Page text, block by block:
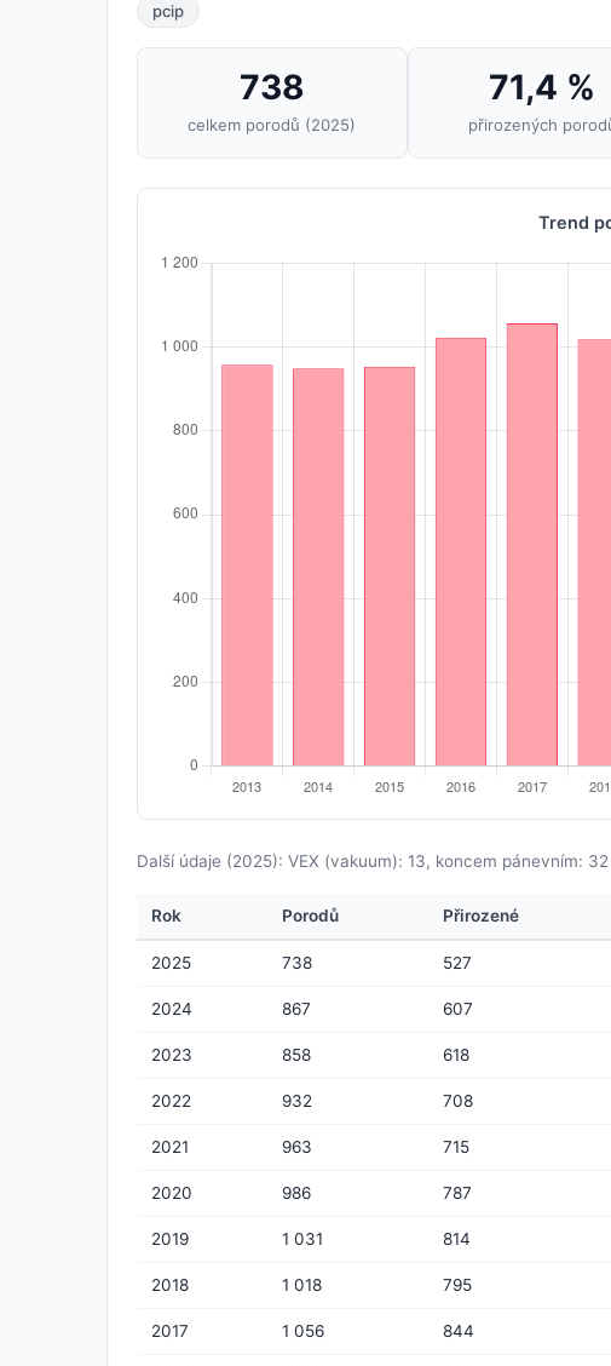
pcip
738
celkem porodů (2025)
71,4 %
přirozených
Trend
Další údaje (2025): VEX (vakuum): 13, koncem pánevním:
Rok Porodů Přirozené
2025 738 527
2024 867 607
2023 858 618
2022 932 708
2021 963 715
2020 986 787
2019 1 031 814
2018 1 018 795
2017 1 056 844